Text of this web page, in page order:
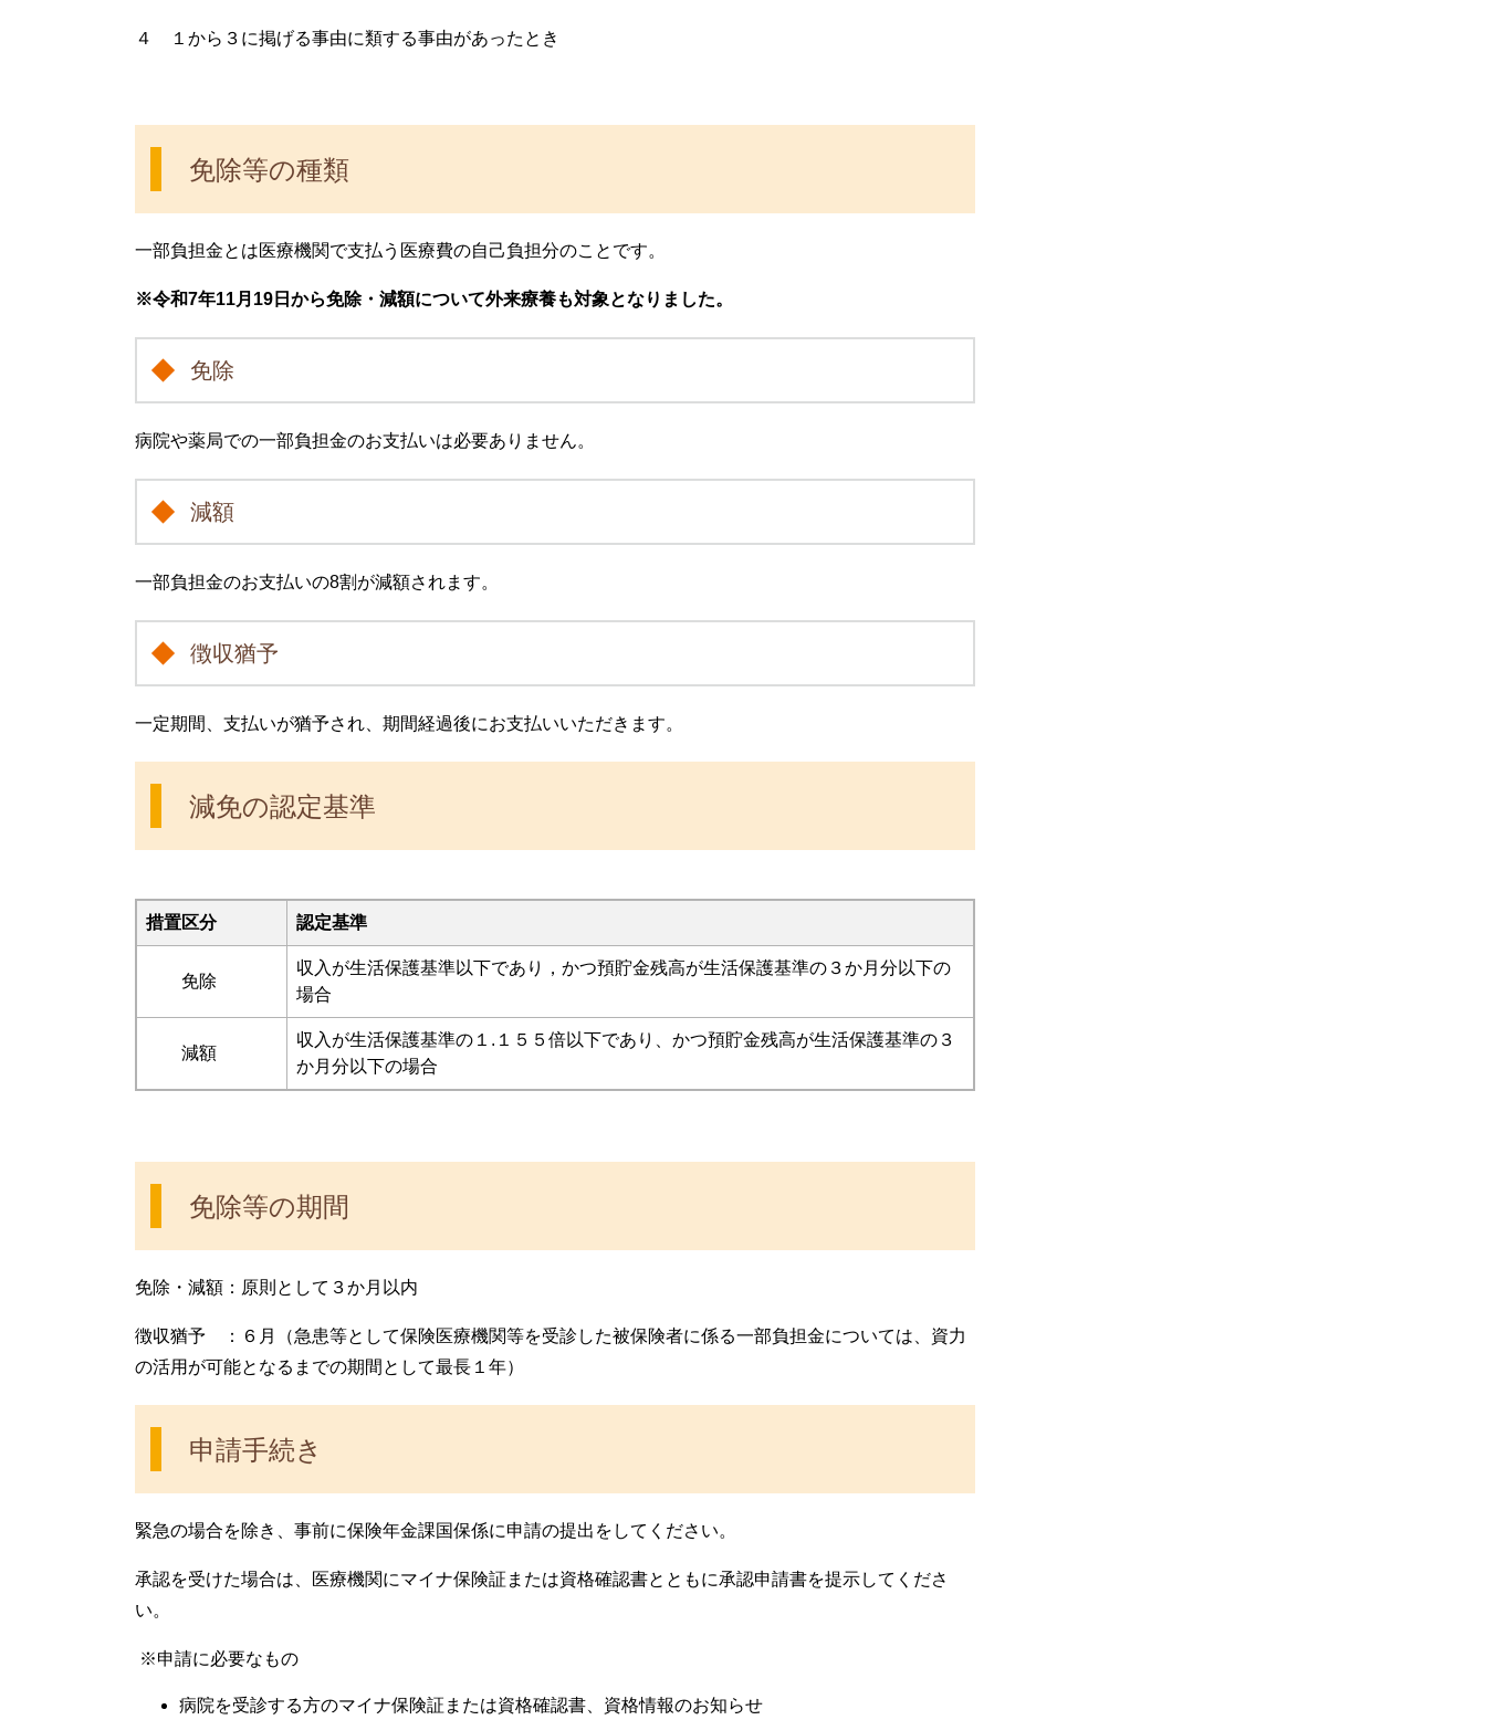
４ １から３に掲げる事由に類する事由があったとき
免除等の種類
一部負担金とは医療機関で支払う医療費の自己負担分のことです。
※令和7年11月19日から免除・減額について外来療養も対象となりました。
免除
病院や薬局での一部負担金のお支払いは必要ありません。
減額
一部負担金のお支払いの8割が減額されます。
徴収猶予
一定期間、支払いが猶予され、期間経過後にお支払いいただきます。
減免の認定基準
措置区分 認定基準
免除
収入が生活保護基準以下であり，かつ預貯金残高が生活保護基準の３か月分以下の
場合
減額
収入が生活保護基準の１.１５５倍以下であり、かつ預貯金残高が生活保護基準の３
か月分以下の場合
免除等の期間
免除・減額：原則として３か月以内
徴収猶予 ：６月（急患等として保険医療機関等を受診した被保険者に係る一部負担金については、資力
の活用が可能となるまでの期間として最長１年）
申請手続き
緊急の場合を除き、事前に保険年金課国保係に申請の提出をしてください。
承認を受けた場合は、医療機関にマイナ保険証または資格確認書とともに承認申請書を提示してくださ
い。
※申請に必要なもの
病院を受診する方のマイナ保険証または資格確認書、資格情報のお知らせ